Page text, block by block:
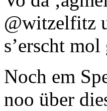
@witzelfitz
s’erscht mol
Noch em
noo über